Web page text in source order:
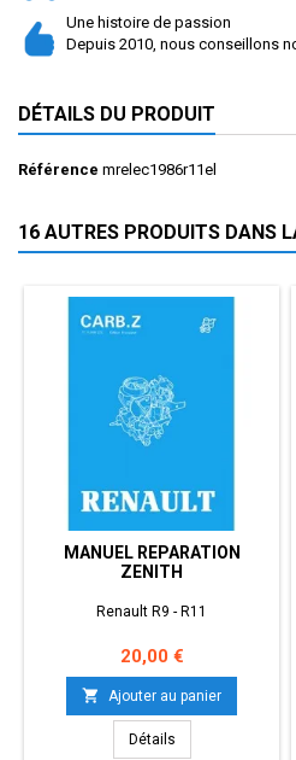
Une histoire de passion
Depuis 2010, nous conseillons
DÉTAILS DU PRODUIT
Référence mrelec1986r11el
16 AUTRES PRODUITS DANS
MANUEL REPARATION
ZENITH
Renault R9 - R11
Prix
20,00 €
 Ajouter au panier
Détails